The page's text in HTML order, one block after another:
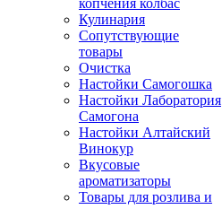
копчения колбас
Кулинария
Сопутствующие
товары
Очистка
Настойки Самогошка
Настойки Лаборатория
Самогона
Настойки Алтайский
Винокур
Вкусовые
ароматизаторы
Товары для розлива и